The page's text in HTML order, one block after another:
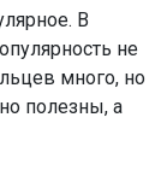
В
не
много, но
полезны, а